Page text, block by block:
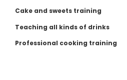
Cake and sweets training
Teaching all kinds of drinks
Professional cooking training